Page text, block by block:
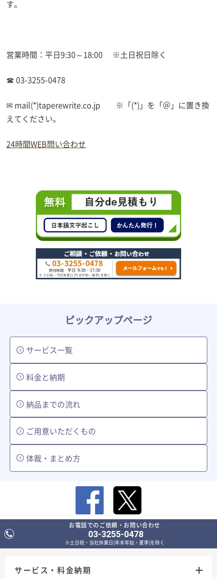
す。
営業時間：平日9:30～18:00 ※土日祝日除く
☎ 03-3255-0478
✉ mail(*)taperewrite.co.jp ※「(*)」を「＠」に置き換
えてください。
24時間WEB問い合わせ
ピックアップページ
サービス一覧
料金と納期
納品までの流れ
ご用意いただくもの
体裁・まとめ方
お電話でのご依頼・お問い合わせ
03-3255-0478
※土日祝・当社休業日(年末年始・夏季)を除く
サービス・料金納期